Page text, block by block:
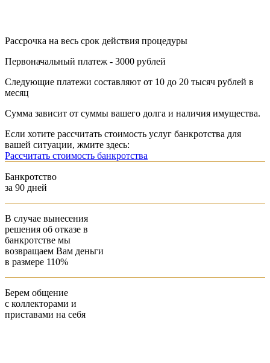
Рассрочка на весь срок действия процедуры
Первоначальный платеж - 3000 рублей
Следующие платежи составляют от 10 до 20 тысяч рублей в
месяц
Сумма зависит от суммы вашего долга и наличия имущества.
Если хотите рассчитать стоимость услуг банкротства для
вашей ситуации, жмите здесь:
Рассчитать стоимость банкротства
Банкротство
за 90 дней
В случае вынесения
решения об отказе в
банкротстве мы
возвращаем Вам деньги
в размере 110%
Берем общение
с коллекторами и
приставами на себя